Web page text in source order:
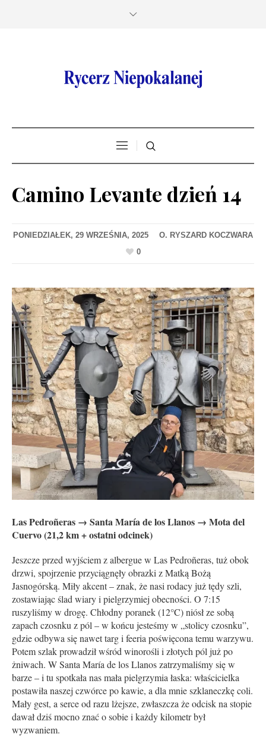
Camino Levante dzień 14
PONIEDZIAŁEK, 29 WRZEŚNIA, 2025
0
Las Pedroñeras → Santa María de los Llanos → Mota del
Cuervo (21,2 km + ostatni odcinek)
Jeszcze przed wyjściem z albergue w Las Pedroñeras, tuż obok
drzwi, spojrzenie przyciągnęły obrazki z Matką Bożą
Jasnogórską. Miły akcent – znak, że nasi rodacy już tędy szli,
zostawiając ślad wiary i pielgrzymiej obecności. O 7:15
ruszyliśmy w drogę. Chłodny poranek (12°C) niósł ze sobą
zapach czosnku z pól – w końcu jesteśmy w „stolicy czosnku”,
gdzie odbywa się nawet targ i feeria poświęcona temu warzywu.
Potem szlak prowadził wśród winorośli i złotych pól już po
żniwach. W Santa María de los Llanos zatrzymaliśmy się w
barze – i tu spotkała nas mała pielgrzymia łaska: właścicielka
postawiła naszej czwórce po kawie, a dla mnie szklaneczkę coli.
Mały gest, a serce od razu lżejsze, zwłaszcza że odcisk na stopie
dawał dziś mocno znać o sobie i każdy kilometr był
wyzwaniem.